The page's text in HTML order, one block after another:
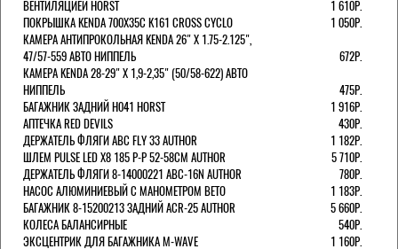
ВЕНТИЛЯЦИЕЙ HORST
1 610Р.
ПОКРЫШКА KENDA 700Х35С K161 CROSS CYCLO
1 050Р.
КАМЕРА АНТИПРОКОЛЬНАЯ KENDA 26" Х 1.75-2.125",
47/57-559 АВТО НИППЕЛЬ
672Р.
КАМЕРА KENDA 28-29" Х 1,9-2,35" (50/58-622) АВТО
НИППЕЛЬ
475Р.
БАГАЖНИК ЗАДНИЙ H041 HORST
1 916Р.
АПТЕЧКА RED DEVILS
430Р.
ДЕРЖАТЕЛЬ ФЛЯГИ АВС FLY 33 AUTHOR
1 182Р.
ШЛЕМ PULSE LED X8 185 Р-Р 52-58СМ AUTHOR
5 710Р.
ДЕРЖАТЕЛЬ ФЛЯГИ 8-14000221 ABC-16N AUTHOR
780Р.
НАСОС АЛЮМИНИЕВЫЙ С МАНОМЕТРОМ BETO
1 183Р.
БАГАЖНИК 8-15200213 ЗАДНИЙ ACR-25 AUTHOR
5 660Р.
КОЛЕСА БАЛАНСИРНЫЕ
540Р.
ЭКСЦЕНТРИК ДЛЯ БАГАЖНИКА M-WAVE
1 160Р.